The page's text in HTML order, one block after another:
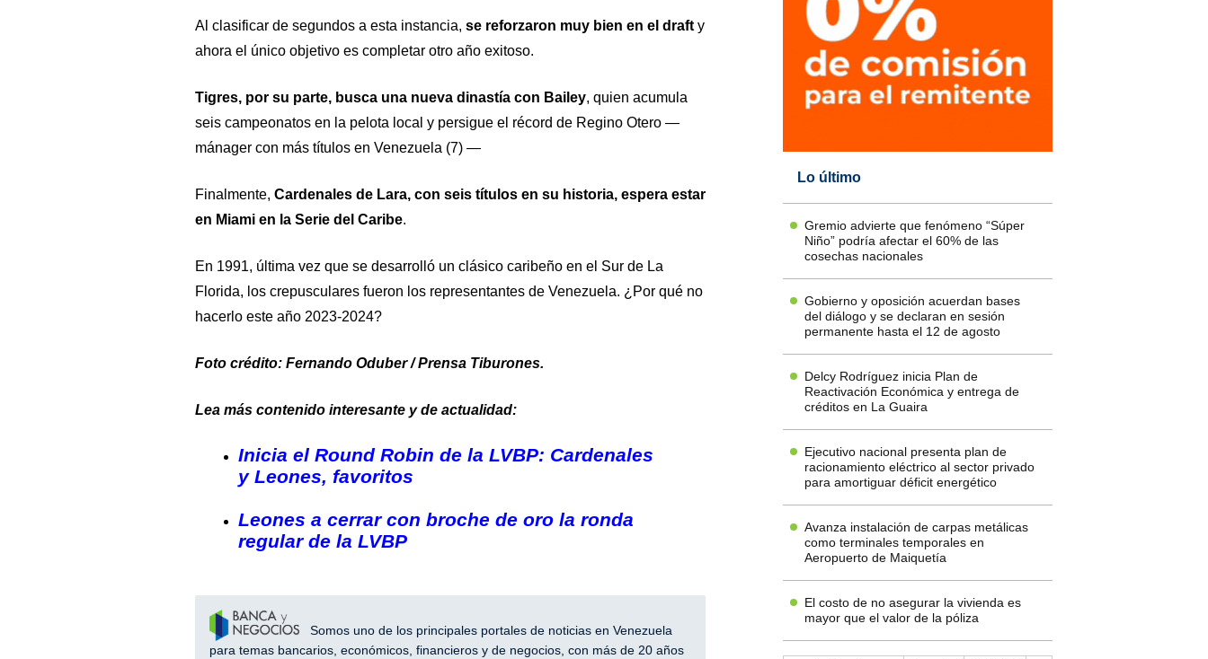
Al clasificar de segundos a esta instancia, se reforzaron muy bien en el drafty
ahora el único objetivo es completar otro año exitoso.
Tigres, por su parte, busca una nueva dinastía con Bailey, quien acumula
seis campeonatos en la pelota local y persigue el récord de Regino Otero —
mánager con más títulos en Venezuela (7) —
Finalmente, Cardenales de Lara, con seis títulos en su historia, espera estar
en Miami en la Serie del Caribe.
En 1991, última vez que se desarrolló un clásico caribeño en el Sur de La
Florida, los crepusculares fueron los representantes de Venezuela. ¿Por qué no
hacerlo este año 2023-2024?
Foto crédito: Fernando Oduber / Prensa Tiburones.
Lea más contenido interesante y de actualidad:
Inicia el Round Robin de la LVBP: Cardenales
y Leones, favoritos
Leones a cerrar con broche de oro la ronda
regular de la LVBP
Somos uno de los principales portales de noticias en Venezuela
para temas bancarios, económicos, financieros y de negocios, con más de 20 años
Lo último
Gremio advierte que fenómeno “Súper
Niño” podría afectar el 60% de las
cosechas nacionales
Gobierno y oposición acuerdan bases
del diálogo y se declaran en sesión
permanente hasta el 12 de agosto
Delcy Rodríguez inicia Plan de
Reactivación Económica y entrega de
créditos en La Guaira
Ejecutivo nacional presenta plan de
racionamiento eléctrico al sector privado
para amortiguar déficit energético
Avanza instalación de carpas metálicas
como terminales temporales en
Aeropuerto de Maiquetía
El costo de no asegurar la vivienda es
mayor que el valor de la póliza